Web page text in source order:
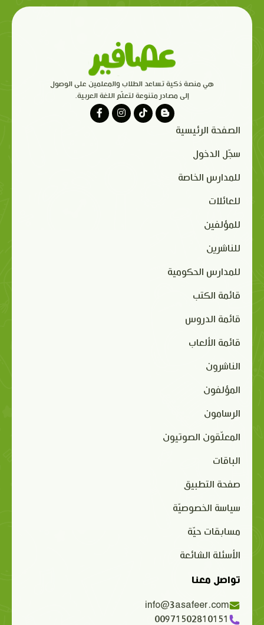
هي منصة ذكية تساعد الطلاب والمعلمين على الوصول
إلى مصادر متنوعة لتعلّم اللغة العربية.
الصفحة الرئيسية
سجّل الدخول
للمدارس الخاصة
للعائلات
للمؤلفين
للناشرين
للمدارس الحكومية
قائمة الكتب
قائمة الدروس
قائمة الألعاب
الناشرون
المؤلفون
الرسامون
المعلّقون الصوتيون
الباقات
صفحة التطبيق
سياسة الخصوصيّة
مسابقات حيّة
الأسئلة الشائعة
تواصل معنا
info@3asafeer.com
00971502810151